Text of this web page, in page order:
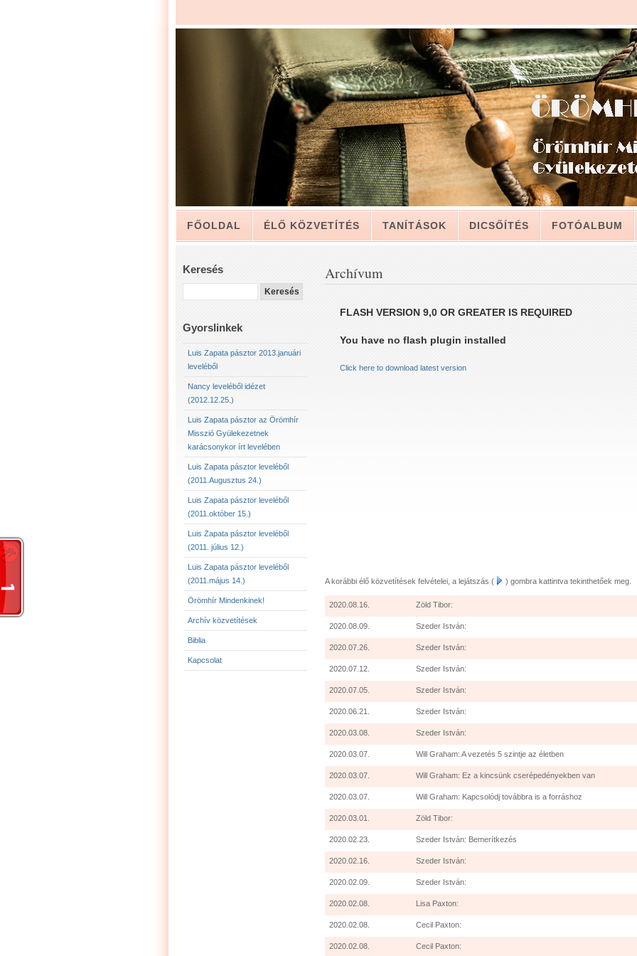
FŐOLDAL ÉLŐ KÖZVETÍTÉS TANÍTÁSOK DICSŐÍTÉS FOTÓALBUM
LUIS ZAPATA PÁSZTOR LEVELÉBŐL, A GYÜLEKEZETNEK (2011. JÚLIUS 12.)
LUIS ZAPATA PÁSZTOR LEVELÉBŐL (2011.AUGUSZTUS 24.)
LUIS ZAPATA PÁSZTOR LEVELÉBŐL (2011.OKTÓBER 15.)
LUIS ZAPATA PÁSZTOR AZ ÖRÖMHÍR MISSZIÓ GYÜLEKEZETNEK KARÁCSONYKOR
2012.12.25. NANCY LEVELÉBŐL IDÉZET:
Keresés
Gyorslinkek
Luis Zapata pásztor 2013.januári
leveléből
Nancy leveléből idézet
(2012.12.25.)
Luis Zapata pásztor az Örömhír
Misszió Gyülekezetnek
karácsonykor írt levelében
Luis Zapata pásztor leveléből
(2011.Augusztus 24.)
Luis Zapata pásztor leveléből
(2011.október 15.)
Luis Zapata pásztor leveléből
(2011. július 12.)
Luis Zapata pásztor leveléből
(2011.május 14.)
Örömhír Mindenkinek!
Archív közvetítések
Biblia
Kapcsolat
Archívum
FLASH VERSION 9,0 OR GREATER IS REQUIRED
You have no flash plugin installed
Click here to download latest version
A korábbi élő közvetítések felvételei, a lejátszás ( ) gombra kattintva tekinthetőek meg.
2020.08.16. Zöld Tibor:
2020.08.09. Szeder István:
2020.07.26. Szeder István:
2020.07.12. Szeder István:
2020.07.05. Szeder István:
2020.06.21. Szeder István:
2020.03.08. Szeder István:
2020.03.07. Will Graham: A vezetés 5 szintje az életben
2020.03.07. Will Graham: Ez a kincsünk cserépedényekben van
2020.03.07. Will Graham: Kapcsolódj továbbra is a forráshoz
2020.03.01. Zöld Tibor:
2020.02.23. Szeder István: Bemerítkezés
2020.02.16. Szeder István:
2020.02.09. Szeder István:
2020.02.08. Lisa Paxton:
2020.02.08. Cecil Paxton:
2020.02.08. Cecil Paxton: